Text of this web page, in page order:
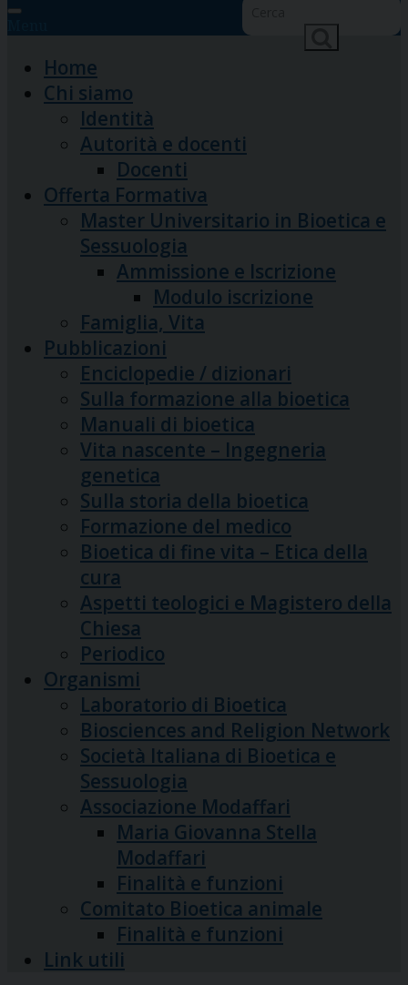
Home
Chi siamo
Identità
Autorità e docenti
Docenti
Offerta Formativa
Master Universitario in Bioetica e
Sessuologia
Ammissione e Iscrizione
Modulo iscrizione
Famiglia, Vita
Pubblicazioni
Enciclopedie / dizionari
Sulla formazione alla bioetica
Manuali di bioetica
Vita nascente – Ingegneria
genetica
Sulla storia della bioetica
Formazione del medico
Bioetica di fine vita – Etica della
cura
Aspetti teologici e Magistero della
Chiesa
Periodico
Organismi
Laboratorio di Bioetica
Biosciences and Religion Network
Società Italiana di Bioetica e
Sessuologia
Associazione Modaffari
Maria Giovanna Stella
Modaffari
Finalità e funzioni
Comitato Bioetica animale
Finalità e funzioni
Link utili